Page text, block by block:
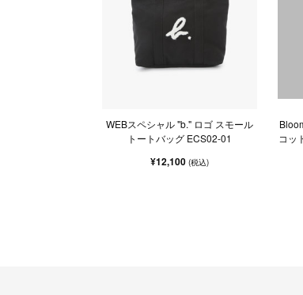
WEBスペシャル "b." ロゴ スモール
トートバッグ ECS02-01
¥12,100(税込)
コッ